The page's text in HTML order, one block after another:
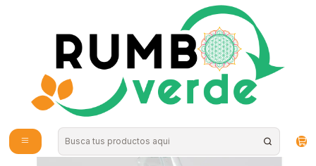
Envío gratis por compras sobre los 59.990 en la provincia de Santiago
Whenua - Prodetect 50cc